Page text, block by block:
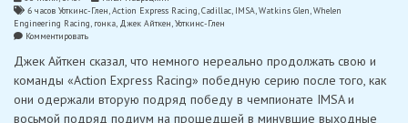
6 часов Уоткинс-Глен,Action Express Racing,Cadillac, IMSA,Watkins Glen,Whelen
Engineering Racing, гонка, Джек Айткен,Уоткинс-Глен
Комментироватьon
«Это
настоящее
удовольствие,
и
Джек Айткен сказал, что немного нереально продолжать свою и
команды «Action Express Racing» победную серию после того, как
они одержали вторую подряд победу в чемпионате IMSA и
восьмой подряд подиум на прошедшей в минувшие выходные